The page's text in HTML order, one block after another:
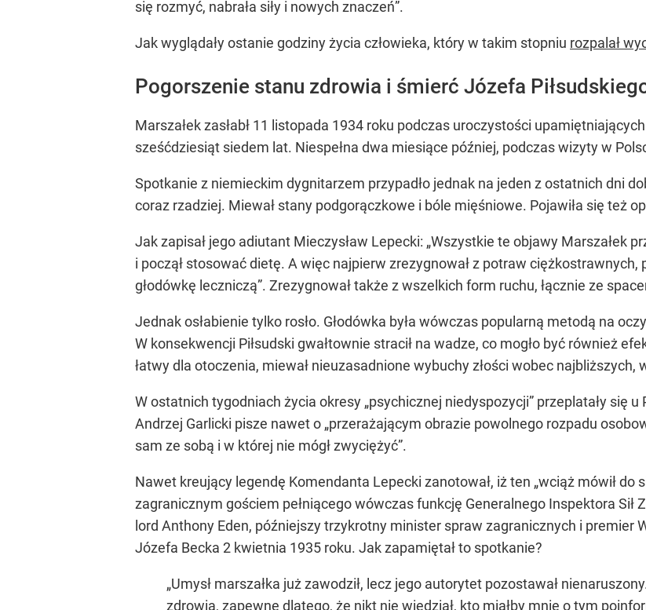
się rozmyć, nabrała siły i nowych znaczeń”.
Jak wyglądały ostanie godziny życia człowieka, który w takim stopniu rozpalał
Pogorszenie stanu zdrowia i śmierć Józefa
Marszałek zasłabł 11 listopada 1934 roku podczas uroczystości
sześćdziesiąt siedem lat. Niespełna dwa miesiące później, podczas wizyty w
Spotkanie z niemieckim dygnitarzem przypadło jednak na jeden z ostatnich dni
coraz rzadziej. Miewał stany podgorączkowe i bóle mięśniowe. Pojawiła się też
Jak zapisał jego adiutant Mieczysław Lepecki: „Wszystkie te objawy Marszałek
i począł stosować dietę. A więc najpierw zrezygnował z potraw
głodówkę leczniczą”. Zrezygnował także z wszelkich form ruchu, łącznie ze
Jednak osłabienie tylko rosło. Głodówka była wówczas popularną metodą na
W konsekwencji Piłsudski gwałtownie stracił na wadze, co mogło być również
łatwy dla otoczenia, miewał nieuzasadnione wybuchy złości wobec
W ostatnich tygodniach życia okresy „psychicznej niedyspozycji” przeplatały się u
Andrzej Garlicki pisze nawet o „przerażającym obrazie powolnego rozpadu
sam ze sobą i w której nie mógł zwyciężyć”.
Nawet kreujący legendę Komendanta Lepecki zanotował, iż ten „wciąż mówił do
zagranicznym gościem pełniącego wówczas funkcję Generalnego Inspektora Sił
lord Anthony Eden, późniejszy trzykrotny minister spraw zagranicznych i premier
Józefa Becka 2 kwietnia 1935 roku. Jak zapamiętał to spotkanie?
„Umysł marszałka już zawodził, lecz jego autorytet pozostawał
zdrowia, zapewne dlatego, że nikt nie wiedział, kto miałby mnie o tym